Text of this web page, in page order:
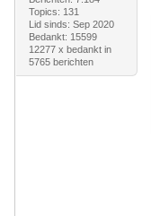
Topics: 131
Lid sinds: Sep 2020
Bedankt: 15599
12277 x bedankt in
5765 berichten